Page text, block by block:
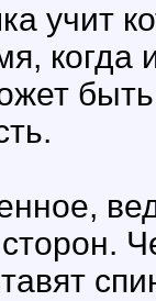
учит
когда
сторон.